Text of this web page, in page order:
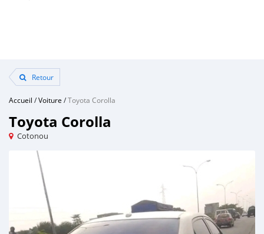
Retour
Accueil /Voiture /Toyota Corolla
Toyota Corolla
Cotonou